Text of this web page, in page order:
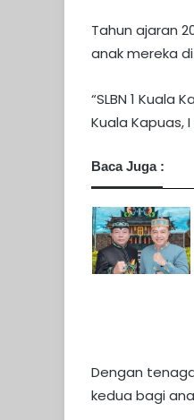
Tahun ajaran
anak mereka
“SLBN 1 Kuala
Kuala Kapuas,
Baca Juga :
Dengan
kedua bagi